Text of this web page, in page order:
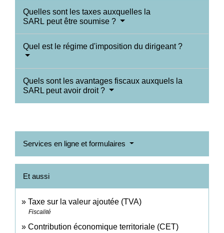
Quelles sont les taxes auxquelles la
SARL peut être soumise ?
Quel est le régime d'imposition du dirigeant ?
Quels sont les avantages fiscaux auxquels la
SARL peut avoir droit ?
Services en ligne et formulaires
Et aussi
Taxe sur la valeur ajoutée (TVA)
Fiscalité
Contribution économique territoriale (CET)